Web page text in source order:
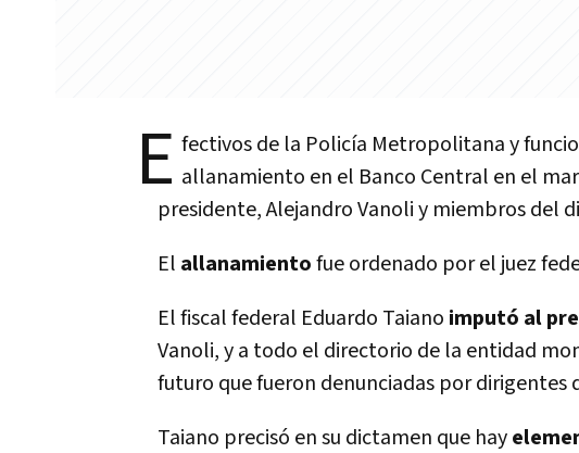
E fectivos de la Policía Metropolitana y
allanamiento en el Banco Central en el
presidente, Alejandro Vanoli y miembros del
El allanamientofue ordenado por el juez
El fiscal federal Eduardo Taiano imputó al
Vanoli, y a todo el directorio de la entidad
futuro que fueron denunciadas por dirigentes
Taiano precisó en su dictamen que hay